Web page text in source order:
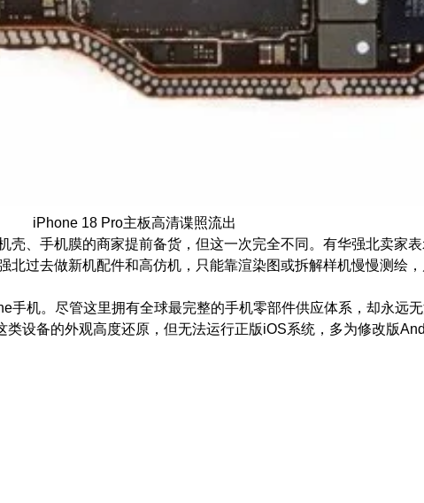
iPhone 18 Pro主板高清谍照流出
、手机膜的商家提前备货，但这一次完全不同。有华强北卖家
过去做新机配件和高仿机，只能靠渲染图或拆解样机慢慢测绘
手机。尽管这里拥有全球最完整的手机零部件供应体系，却永
设备的外观高度还原，但无法运行正版iOS系统，多为修改版